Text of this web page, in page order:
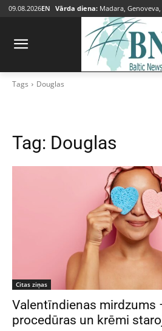
09.08.2026EN Vārda diena: Madara,
Tags Douglas
Tag: Douglas
Citas ziņas
Valentīndienas mirdzums
procedūras un krēmi